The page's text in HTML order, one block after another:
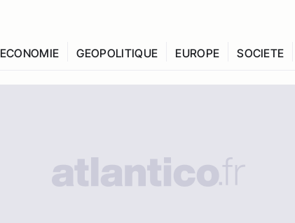
ECONOMIE GEOPOLITIQUE EUROPE SOCIETE